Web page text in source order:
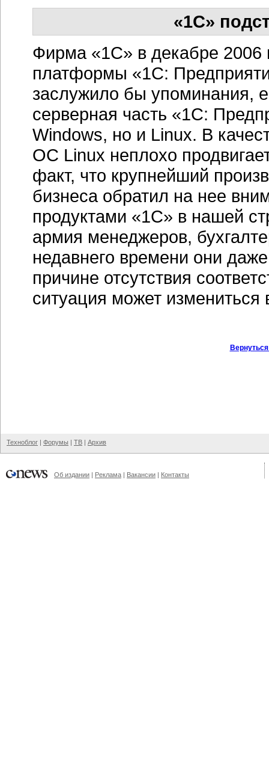
«1С»
Фирма «1С» в декабре 2006
платформы «1С:
заслужило бы упоминания,
серверная часть «1С:
Windows, но и Linux. В
ОС Linux неплохо
факт, что крупнейший
бизнеса обратил на нее
продуктами «1С» в нашей
армия менеджеров,
недавнего времени они
причине отсутствия
ситуация может
Техноблог | Форумы | ТВ | Архив
Об издании | Реклама | Вакансии | Контакты